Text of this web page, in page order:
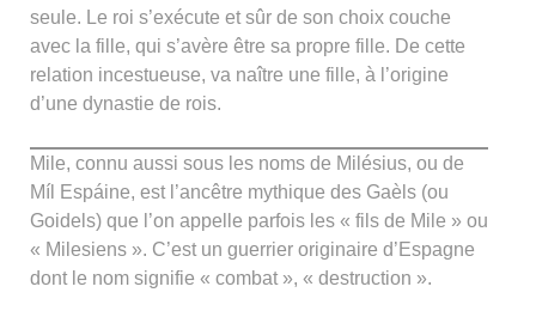
seule. Le roi s’exécute et sûr de son choix couche
avec la fille, qui s’avère être sa propre fille. De cette
relation incestueuse, va naître une fille, à l’origine
d’une dynastie de rois.
Mile, connu aussi sous les noms de Milésius, ou de
Míl Espáine, est l’ancêtre mythique des Gaèls (ou
Goidels) que l’on appelle parfois les « fils de Mile » ou
« Milesiens ». C’est un guerrier originaire d’Espagne
dont le nom signifie « combat », « destruction ».